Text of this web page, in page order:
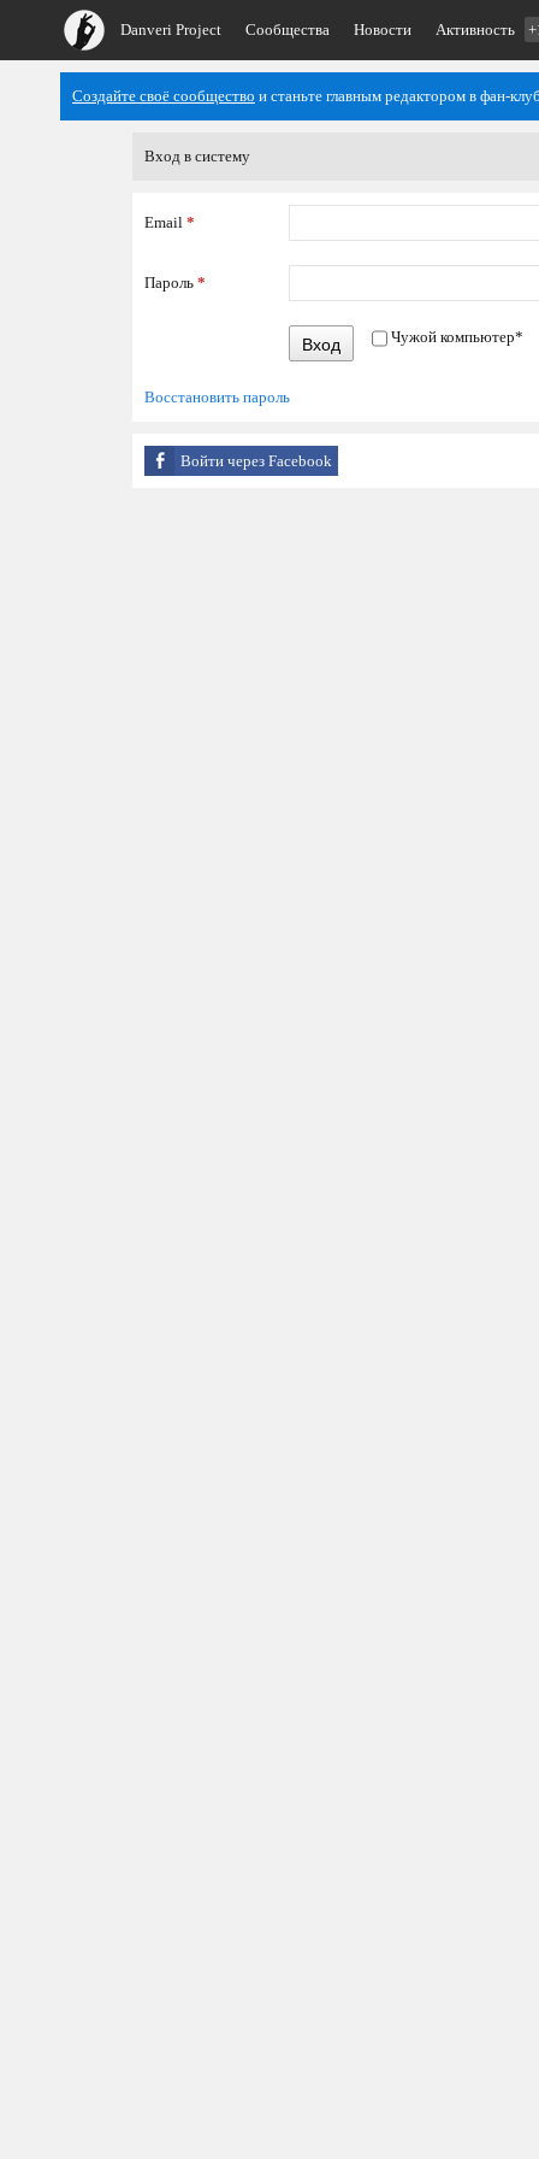
Danveri Project Сообщества Новости Активность
Создайте своё сообщество и станьте главным редактором в фан-
Вход в систему
Email *
Пароль *
Вход Чужой компьютер*
Восстановить пароль
Войти через Facebook